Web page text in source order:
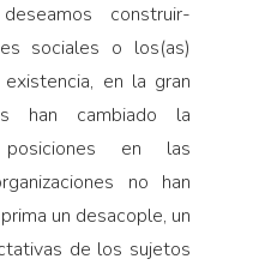
construir-
sociales o los(as)
en la gran
han cambiado la
en las
no han
un desacople, un
de los sujetos